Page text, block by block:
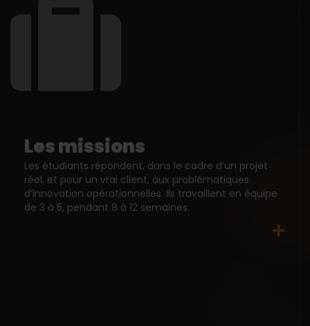
Les missions
Les étudiants répondent, dans le cadre d’un projet
réel, et pour un vrai client, aux problématiques
d’innovation opérationnelles. Ils travaillent en équipe
de 3 à 5, pendant 8 à 12 semaines.